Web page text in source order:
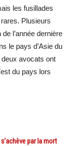
les fusillades
Plusieurs
l’année dernière
le pays d’Asie du
avocats ont
du pays lors
par la mort